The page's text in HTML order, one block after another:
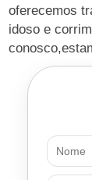
oferecemos
idoso e